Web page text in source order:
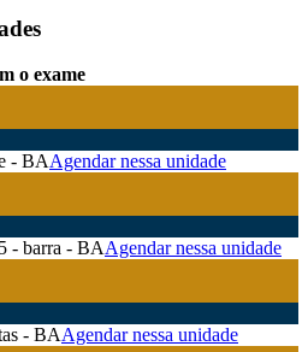
o exame
- BAAgendar nessa unidade
- barra - BAAgendar nessa unidade
- BAAgendar nessa unidade